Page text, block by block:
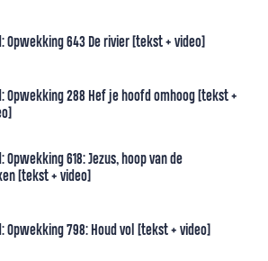
Opwekking 643 De rivier [tekst + video]
Opwekking 288 Hef je hoofd omhoog [tekst +
Opwekking 618: Jezus, hoop van de
[tekst + video]
Opwekking 798: Houd vol [tekst + video]